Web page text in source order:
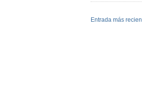
Entrada más